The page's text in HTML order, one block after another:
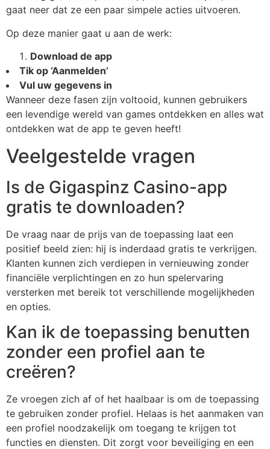
gaat neer dat ze een paar simpele acties uitvoeren.
Op deze manier gaat u aan de werk:
Download de app
Tik op ‘Aanmelden’
Vul uw gegevens in
Wanneer deze fasen zijn voltooid, kunnen gebruikers
een levendige wereld van games ontdekken en alles wat
ontdekken wat de app te geven heeft!
Veelgestelde vragen
Is de Gigaspinz Casino-app
gratis te downloaden?
De vraag naar de prijs van de toepassing laat een
positief beeld zien: hij is inderdaad gratis te verkrijgen.
Klanten kunnen zich verdiepen in vernieuwing zonder
financiële verplichtingen en zo hun spelervaring
versterken met bereik tot verschillende mogelijkheden
en opties.
Kan ik de toepassing benutten
zonder een profiel aan te
creëren?
Ze vroegen zich af of het haalbaar is om de toepassing
te gebruiken zonder profiel. Helaas is het aanmaken van
een profiel noodzakelijk om toegang te krijgen tot
functies en diensten. Dit zorgt voor beveiliging en een